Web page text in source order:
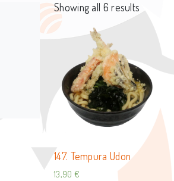
Showing all 6 results
147. Tempura Udon
13,90 €